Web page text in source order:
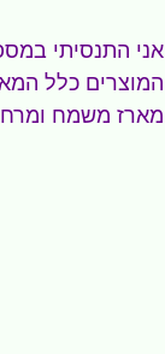
אני התנסיתי
המוצרים כלל
מארז משמח